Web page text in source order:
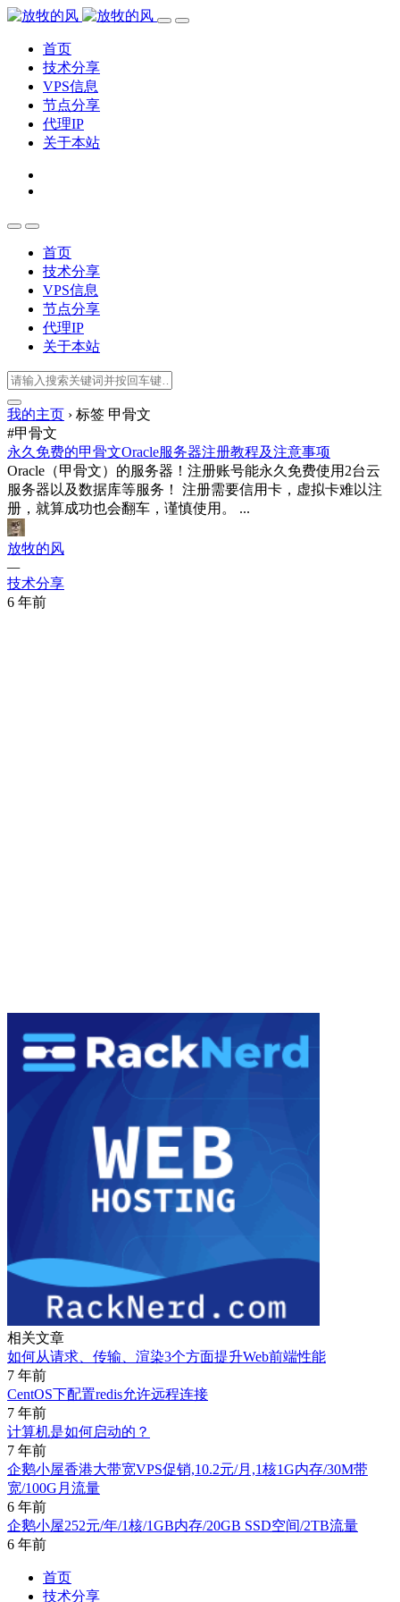
首页
技术分享
VPS信息
节点分享
代理IP
关于本站
首页
技术分享
VPS信息
节点分享
代理IP
关于本站
我的主页 › 标签 甲骨文
#甲骨文
永久免费的甲骨文Oracle服务器注册教程及注意事项
Oracle（甲骨文）的服务器！注册账号能永久免费使用2台云
服务器以及数据库等服务！ 注册需要信用卡，虚拟卡难以注
册，就算成功也会翻车，谨慎使用。 ...
放牧的风
—
技术分享
6 年前
相关文章
如何从请求、传输、渲染3个方面提升Web前端性能
7 年前
CentOS下配置redis允许远程连接
7 年前
计算机是如何启动的？
7 年前
企鹅小屋香港大带宽VPS促销,10.2元/月,1核1G内存/30M带
宽/100G月流量
6 年前
企鹅小屋252元/年/1核/1GB内存/20GB SSD空间/2TB流量
6 年前
首页
技术分享